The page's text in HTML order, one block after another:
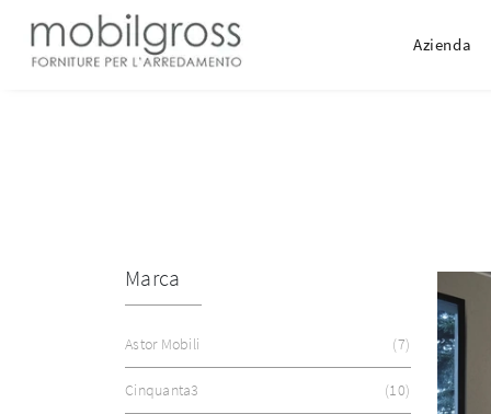
Azienda
Marca
Astor Mobili 7
Cinquanta3 10